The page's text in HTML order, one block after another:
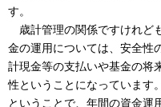
す。
歳計管理の関係ですけれど
金の運用については、安全性
計現金等の支払いや基金の将
性ということになっています
ということで、年間の資金運